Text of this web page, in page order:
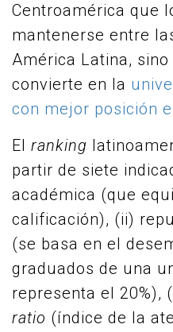
Centroamérica que
mantenerse entre
América Latina,
convierte en la
con mejor posición
El ranking
partir de siete
académica (que
calificación), (ii)
(se basa en el
graduados de una
representa el 20%),
ratio (índice de la